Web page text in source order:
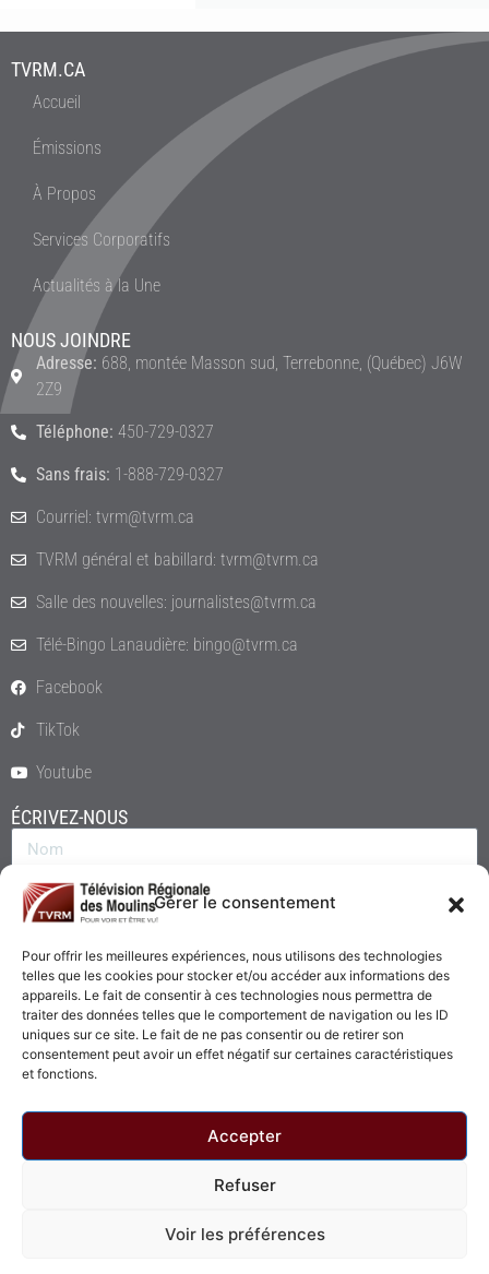
Gérer le consentement
Pour offrir les meilleures expériences, nous utilisons des technologies
telles que les cookies pour stocker et/ou accéder aux informations des
appareils. Le fait de consentir à ces technologies nous permettra de
traiter des données telles que le comportement de navigation ou les ID
uniques sur ce site. Le fait de ne pas consentir ou de retirer son
consentement peut avoir un effet négatif sur certaines caractéristiques
et fonctions.
Accepter
Refuser
Voir les préférences
TVRM.CA
Accueil
Émissions
À Propos
Services Corporatifs
Actualités à la Une
NOUS JOINDRE
Adresse: 688, montée Masson sud, Terrebonne, (Québec) J6W
2Z9
Téléphone: 450-729-0327
Sans frais: 1-888-729-0327
Courriel: tvrm@tvrm.ca
TVRM général et babillard: tvrm@tvrm.ca
Salle des nouvelles: journalistes@tvrm.ca
Télé-Bingo Lanaudière: bingo@tvrm.ca
Facebook
TikTok
Youtube
ÉCRIVEZ-NOUS
© 2026 - Télévision Régionale des Moulins. Tous droits réservés.